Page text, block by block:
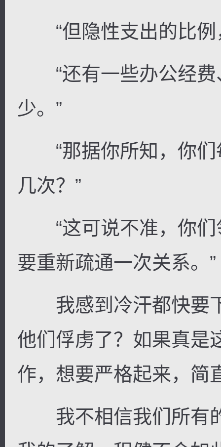
“但隐性支出的比例
“还有一些办公经费
少。”
“那据你所知，你们
几次？”
“这可说不准，你们
要重新疏通一次关系。”
我感到冷汗都快要
他们俘虏了？如果真是
作，想要严格起来，简
我不相信我们所有